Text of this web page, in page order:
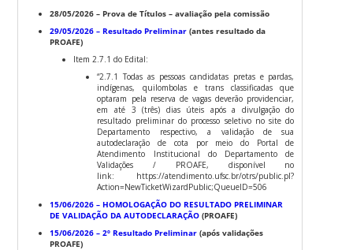
28/05/2026 – Prova de Títulos – avaliação pela comissão
29/05/2026 – Resultado Preliminar (antes resultado da
PROAFE)
Item 2.7.1 do Edital:
“2.7.1 Todas as pessoas candidatas pretas e pardas,
indígenas, quilombolas e trans classificadas que
optaram pela reserva de vagas deverão providenciar,
em até 3 (três) dias úteis após a divulgação do
resultado preliminar do processo seletivo no site do
Departamento respectivo, a validação de sua
autodeclaração de cota por meio do Portal de
Atendimento Institucional do Departamento de
Validações / PROAFE, disponível no
link: https://atendimento.ufsc.br/otrs/public.pl?
Action=NewTicketWizardPublic;QueueID=506
15/06/2026 – HOMOLOGAÇÃO DO RESULTADO PRELIMINAR
DE VALIDAÇÃO DA AUTODECLARAÇÃO (PROAFE)
15/06/2026 – 2º Resultado Preliminar (após validações
PROAFE)